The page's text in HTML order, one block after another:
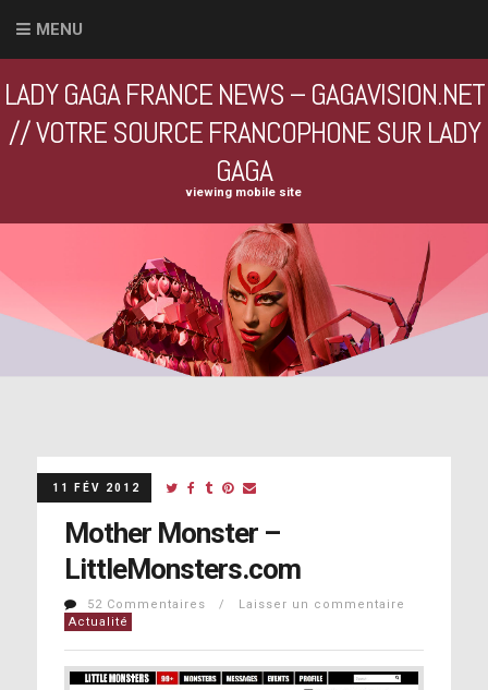
MENU
LADY GAGA FRANCE NEWS – GAGAVISION.NET
// VOTRE SOURCE FRANCOPHONE SUR LADY
GAGA
viewing mobile site
11 FÉV 2012
Mother Monster –
LittleMonsters.com
52 Commentaires / Laisser un commentaire
Actualité